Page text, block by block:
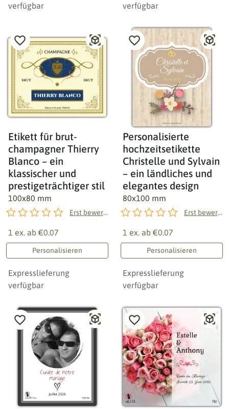
verfügbar
verfügbar
Etikett für brut-
champagner Thierry
Blanco – ein
klassischer und
prestigeträchtiger stil
100x80 mm
Erst bewerten!
1 ex. ab €0.07
Personalisieren
Expresslieferung
verfügbar
Personalisierte
hochzeitsetikette
Christelle und Sylvain
– ein ländliches und
elegantes design
80x100 mm
Erst bewerten!
1 ex. ab €0.07
Personalisieren
Expresslieferung
verfügbar